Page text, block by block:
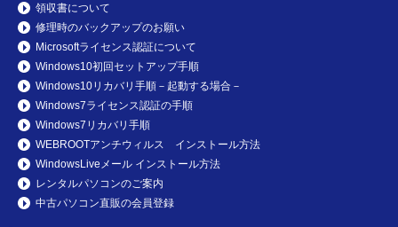
領収書について
修理時のバックアップのお願い
Microsoftライセンス認証について
Windows10初回セットアップ手順
Windows10リカバリ手順－起動する場合－
Windows7ライセンス認証の手順
Windows7リカバリ手順
WEBROOTアンチウィルス インストール方法
WindowsLiveメール インストール方法
レンタルパソコンのご案内
中古パソコン直販の会員登録